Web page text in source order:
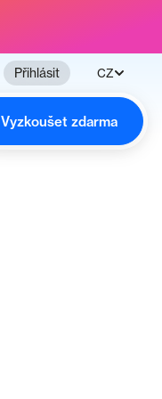
Přihlásit CZ
Vyzkoušet zdarma